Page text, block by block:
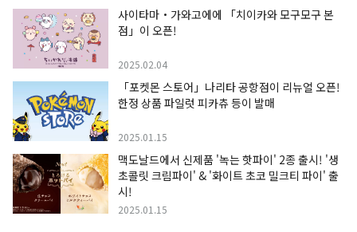
사이타마・가와고에에 「치이카와 모구모구 본
점」이 오픈!
2025.02.04
「포켓몬 스토어」나리타 공항점이 리뉴얼 오픈!
한정 상품 파일럿 피카츄 등이 발매
2025.01.15
맥도날드에서 신제품 '녹는 핫파이' 2종 출시! '생
초콜릿 크림파이' & '화이트 초코 밀크티 파이' 출
시!
2025.01.15